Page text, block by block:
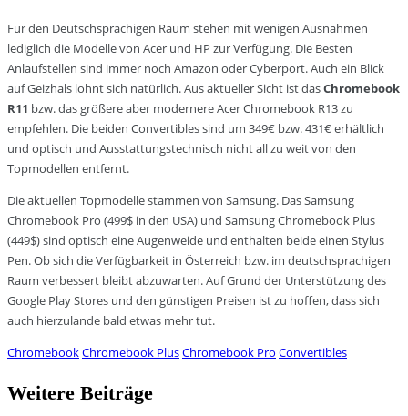
Für den Deutschsprachigen Raum stehen mit wenigen Ausnahmen
lediglich die Modelle von Acer und HP zur Verfügung. Die Besten
Anlaufstellen sind immer noch Amazon oder Cyberport. Auch ein Blick
auf Geizhals lohnt sich natürlich. Aus aktueller Sicht ist dasChromebook
R11 bzw. das größere aber modernere Acer Chromebook R13 zu
empfehlen. Die beiden Convertibles sind um 349€ bzw. 431€ erhältlich
und optisch und Ausstattungstechnisch nicht all zu weit von den
Topmodellen entfernt.
Die aktuellen Topmodelle stammen von Samsung. Das Samsung
Chromebook Pro (499$ in den USA) und Samsung Chromebook Plus
(449$) sind optisch eine Augenweide und enthalten beide einen Stylus
Pen. Ob sich die Verfügbarkeit in Österreich bzw. im deutschsprachigen
Raum verbessert bleibt abzuwarten. Auf Grund der Unterstützung des
Google Play Stores und den günstigen Preisen ist zu hoffen, dass sich
auch hierzulande bald etwas mehr tut.
ChromebookChromebook PlusChromebook Pro Convertibles
Weitere Beiträge